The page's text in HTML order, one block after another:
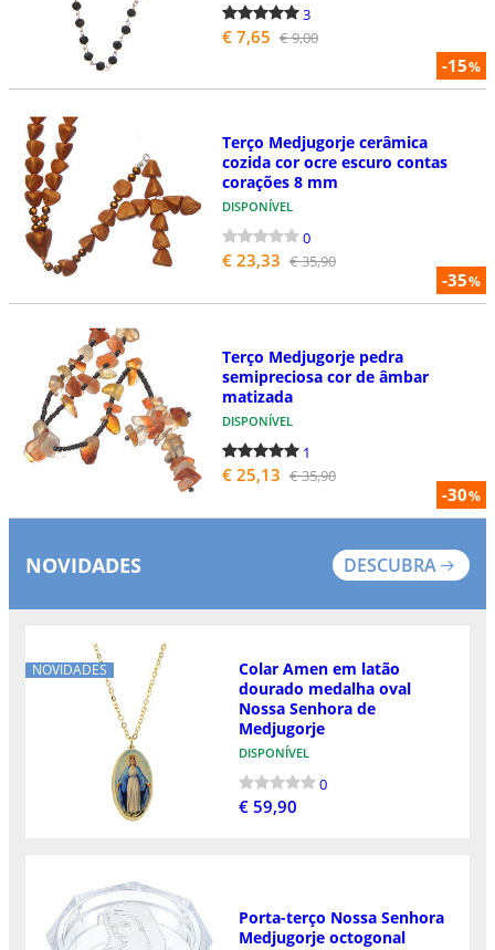
-15%
3
€ 7,65 € 9,00
-35%
Terço Medjugorje cerâmica
cozida cor ocre escuro contas
corações 8 mm
DISPONÍVEL
0
€ 23,33 € 35,90
-30%
Terço Medjugorje pedra
semipreciosa cor de âmbar
matizada
DISPONÍVEL
1
€ 25,13 € 35,90
NOVIDADES DESCUBRA
NOVIDADES
Colar Amen em latão
dourado medalha oval
Nossa Senhora de
Medjugorje
DISPONÍVEL
0
€ 59,90
Porta-terço Nossa Senhora
Medjugorje octogonal